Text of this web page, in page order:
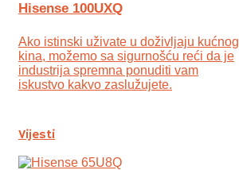
Hisense 100UXQ
Ako istinski uživate u doživljaju kućnog
kina, možemo sa sigurnošću reći da je
industrija spremna ponuditi vam
iskustvo kakvo zaslužujete.
Vijesti